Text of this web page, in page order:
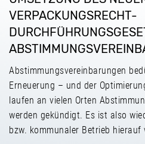
VERPACKUNGSRECHT-
Abstimmungsvereinbarungen
Erneuerung – und der
laufen an vielen Orten
werden gekündigt. Es ist also
bzw. kommunaler Betrieb hierauf